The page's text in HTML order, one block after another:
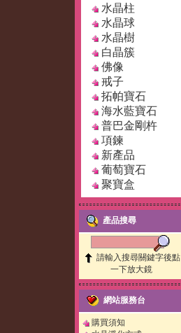
水晶柱
水晶球
水晶樹
白晶簇
佛像
戒子
拓帕寶石
海水藍寶石
普巴金剛杵
項鍊
新產品
葡萄寶石
聚寶盒
產品搜尋
請輸入搜尋關鍵字後點
一下放大鏡
網站服務台
購買須知